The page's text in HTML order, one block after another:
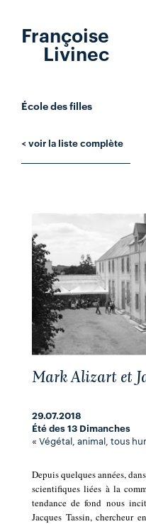
Françoise
Livinec
École des filles
< voir la liste complète
Mark Alizart et
29.07.2018
Été des 13 Dimanches
« Végétal, animal, tous
Depuis quelques années,
scientifiques liées à la
tendance de fond nous
Jacques Tassin, chercheur